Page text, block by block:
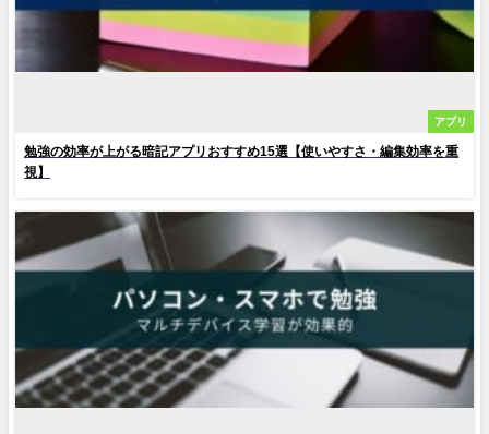
アプリ
勉強の効率が上がる暗記アプリおすすめ15選【使いやすさ・編集効率を重
視】